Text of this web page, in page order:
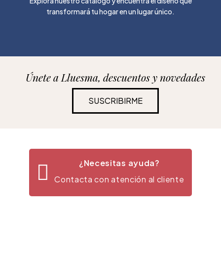
transformará tu hogar en un lugar único.
Únete a Lluesma, descuentos y novedades
SUSCRIBIRME
¿Necesitas ayuda?
Contacta con atención al cliente